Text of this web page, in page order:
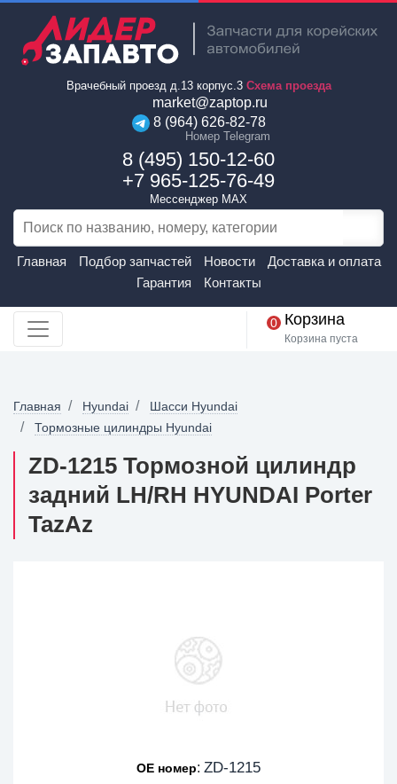
Врачебный проезд д.13 корпус.3 Схема проезда
market@zaptop.ru
8 (964) 626-82-78
Номер Telegram
8 (495) 150-12-60
+7 965-125-76-49
Мессенджер MAX
Главная Подбор запчастей Новости
Доставка и оплата
Гарантия
Контакты
0 Корзина
Корзина пуста
Главная Hyundai
Шасси Hyundai
Тормозные цилиндры Hyundai
ZD-1215 Тормозной цилиндр
задний LH/RH HYUNDAI Porter
TazAz
OE номер: ZD-1215